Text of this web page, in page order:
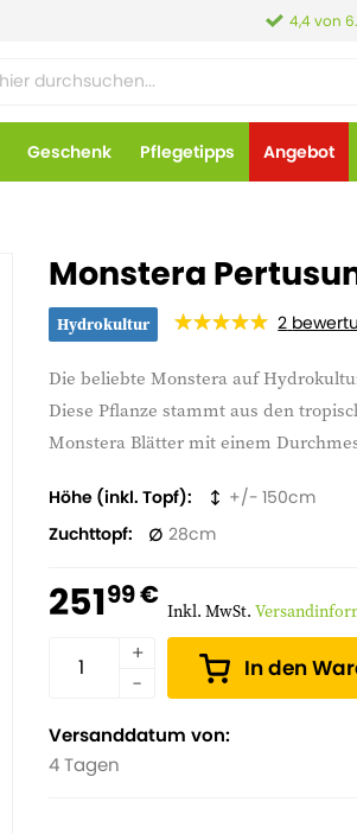
4,4 von
Geschenk Pflegetipps Angebot
Monstera
Hydrokultur 2
Die beliebte Monstera auf
Diese Pflanze stammt aus den
Monstera Blätter mit einem
Höhe (inkl. Topf) 150
Zuchttopf
28
25199 € Inkl. MwSt.
In den
Versanddatum von:
4 Tagen